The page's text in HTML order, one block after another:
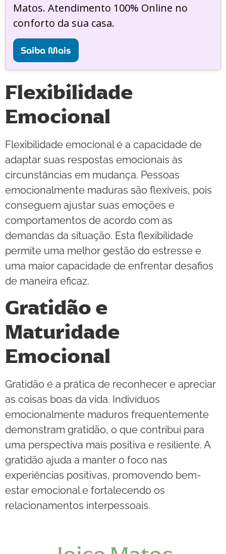
Matos. Atendimento 100% Online no
conforto da sua casa.
Saiba Mais
Flexibilidade
Emocional
Flexibilidade emocional é a capacidade de
adaptar suas respostas emocionais às
circunstâncias em mudança. Pessoas
emocionalmente maduras são flexíveis, pois
conseguem ajustar suas emoções e
comportamentos de acordo com as
demandas da situação. Esta flexibilidade
permite uma melhor gestão do estresse e
uma maior capacidade de enfrentar desafios
de maneira eficaz.
Gratidão e
Maturidade
Emocional
Gratidão é a prática de reconhecer e apreciar
as coisas boas da vida. Indivíduos
emocionalmente maduros frequentemente
demonstram gratidão, o que contribui para
uma perspectiva mais positiva e resiliente. A
gratidão ajuda a manter o foco nas
experiências positivas, promovendo bem-
estar emocional e fortalecendo os
relacionamentos interpessoais.